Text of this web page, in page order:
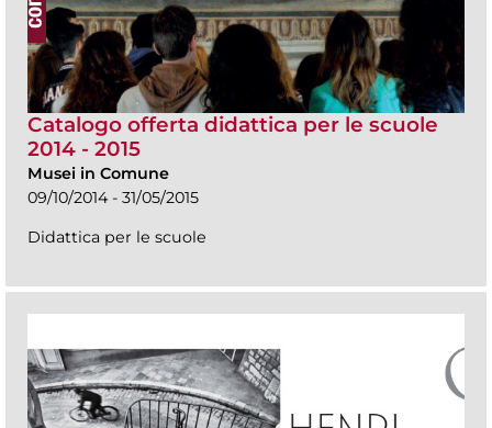
Catalogo offerta didattica per le scuole
2014 - 2015
Musei in Comune
09/10/2014 - 31/05/2015
Didattica per le scuole